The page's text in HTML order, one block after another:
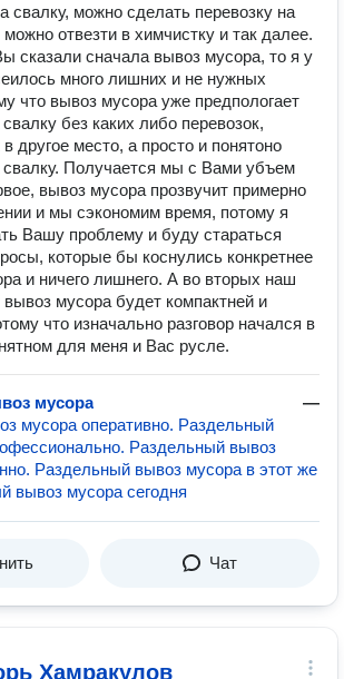
свалку, можно сделать перевозку на
можно отвезти в химчистку и так далее.
сказали сначала вывоз мусора, то я у
много лишних и не нужных
что вывоз мусора уже предпологает
без каких либо перевозок,
другое место, а просто и понятоно
Получается мы с Вами убъем
вывоз мусора прозвучит примерно
и мы сэкономим время, потому я
Вашу проблему и буду стараться
которые бы коснулись конкретнее
и ничего лишнего. А во вторых наш
вывоз мусора будет компактней и
что изначально разговор начался в
для меня и Вас русле.
мусора
—
мусора оперативно. Раздельный
Раздельный вывоз
Раздельный вывоз мусора в этот же
вывоз мусора сегодня
Чат
Хамракулов